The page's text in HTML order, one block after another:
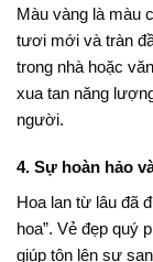
Màu vàng là màu
tươi mới và tràn
trong nhà hoặc
xua tan năng
người.
4. Sự hoàn hảo
Hoa lan từ lâu đã
hoa”. Vẻ đẹp quý
giúp tôn lên sự